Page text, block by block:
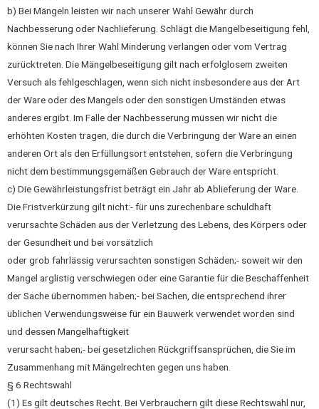
b) Bei Mängeln leisten wir nach unserer Wahl Gewähr durch
Nachbesserung oder Nachlieferung. Schlägt die Mangelbeseitigung fehl,
können Sie nach Ihrer Wahl Minderung verlangen oder vom Vertrag
zurücktreten. Die Mängelbeseitigung gilt nach erfolglosem zweiten
Versuch als fehlgeschlagen, wenn sich nicht insbesondere aus der Art
der Ware oder des Mangels oder den sonstigen Umständen etwas
anderes ergibt. Im Falle der Nachbesserung müssen wir nicht die
erhöhten Kosten tragen, die durch die Verbringung der Ware an einen
anderen Ort als den Erfüllungsort entstehen, sofern die Verbringung
nicht dem bestimmungsgemäßen Gebrauch der Ware entspricht.
c) Die Gewährleistungsfrist beträgt ein Jahr ab Ablieferung der Ware.
Die Fristverkürzung gilt nicht:- für uns zurechenbare schuldhaft
verursachte Schäden aus der Verletzung des Lebens, des Körpers oder
der Gesundheit und bei vorsätzlich
oder grob fahrlässig verursachten sonstigen Schäden;- soweit wir den
Mangel arglistig verschwiegen oder eine Garantie für die Beschaffenheit
der Sache übernommen haben;- bei Sachen, die entsprechend ihrer
üblichen Verwendungsweise für ein Bauwerk verwendet worden sind
und dessen Mangelhaftigkeit
verursacht haben;- bei gesetzlichen Rückgriffsansprüchen, die Sie im
Zusammenhang mit Mängelrechten gegen uns haben.
§ 6 Rechtswahl
(1) Es gilt deutsches Recht. Bei Verbrauchern gilt diese Rechtswahl nur,